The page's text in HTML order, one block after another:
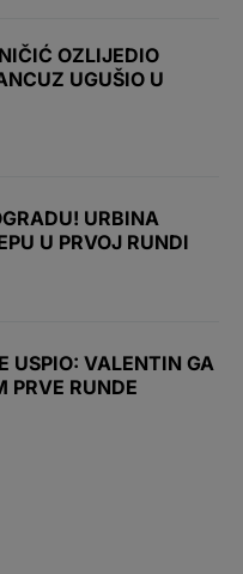
OZLIJEDIO
UGUŠIO U
URBINA
U PRVOJ RUNDI
USPIO: VALENTIN GA
PRVE RUNDE